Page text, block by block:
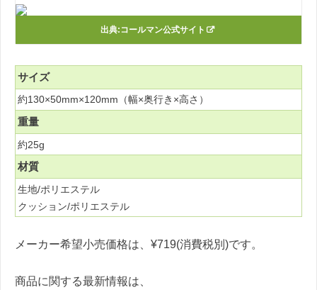
出典:コールマン公式サイト
サイズ
約130×50mm×120mm（幅×奥行き×高さ）
重量
約25g
材質
生地/ポリエステル
クッション/ポリエステル
メーカー希望小売価格は、¥719(消費税別)です。
商品に関する最新情報は、